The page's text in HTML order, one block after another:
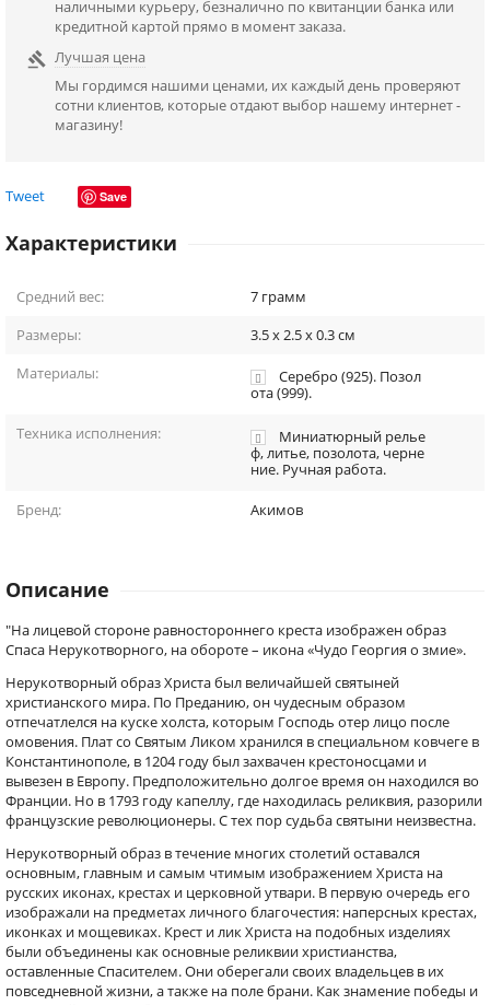
наличными курьеру, безналично по квитанции банка или
кредитной картой прямо в момент заказа.
 Лучшая цена
Мы гордимся нашими ценами, их каждый день проверяют
сотни клиентов, которые отдают выбор нашему интернет -
магазину!
Tweet Save
Характеристики
Средний вес: 7 грамм
Размеры:
3.5 x 2.5 x 0.3см
Материалы:
Серебро (925). Позол
ота (999).
Техника исполнения:
Миниатюрный релье
ф, литье, позолота, черне
ние. Ручная работа.
Бренд: Акимов
Описание
"На лицевой стороне равностороннего креста изображен образ
Спаса Нерукотворного, на обороте – икона «Чудо Георгия о змие».
Нерукотворный образ Христа был величайшей святыней
христианского мира. По Преданию, он чудесным образом
отпечатлелся на куске холста, которым Господь отер лицо после
омовения. Плат со Святым Ликом хранился в специальном ковчеге в
Константинополе, в 1204 году был захвачен крестоносцами и
вывезен в Европу. Предположительно долгое время он находился во
Франции. Но в 1793 году капеллу, где находилась реликвия, разорили
французские революционеры. С тех пор судьба святыни неизвестна.
Нерукотворный образ в течение многих столетий оставался
основным, главным и самым чтимым изображением Христа на
русских иконах, крестах и церковной утвари. В первую очередь его
изображали на предметах личного благочестия: наперсных крестах,
иконках и мощевиках. Крест и лик Христа на подобных изделиях
были объединены как основные реликвии христианства,
оставленные Спасителем. Они оберегали своих владельцев в их
повседневной жизни, а также на поле брани. Как знамение победы и